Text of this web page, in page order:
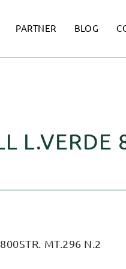
PARTNER BLOG
L.VERDE
MT.296 N.2